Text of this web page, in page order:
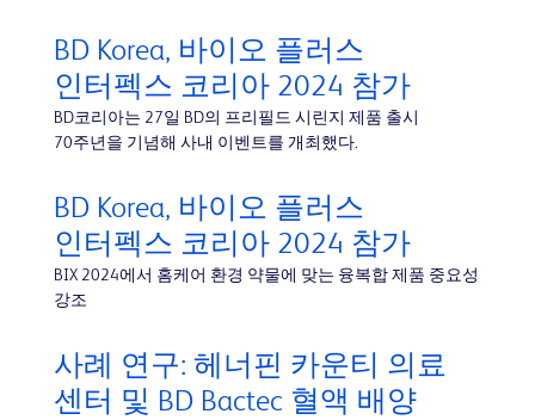
BD Korea, 바이오 플러스
인터펙스 코리아 2024 참가
BD코리아는 27일 BD의 프리필드 시린지 제품 출시
70주년을 기념해 사내 이벤트를 개최했다.
BD Korea, 바이오 플러스
인터펙스 코리아 2024 참가
BIX 2024에서 홈케어 환경 약물에 맞는 융복합 제품 중요성
강조
사례 연구: 헤너핀 카운티 의료
센터 및 BD Bactec 혈액 배양